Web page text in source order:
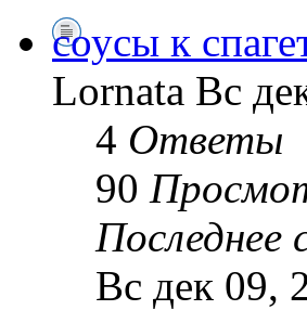
соусы к
Lornata Вс
4 Ответы
90
Последнее
Вс дек 09,